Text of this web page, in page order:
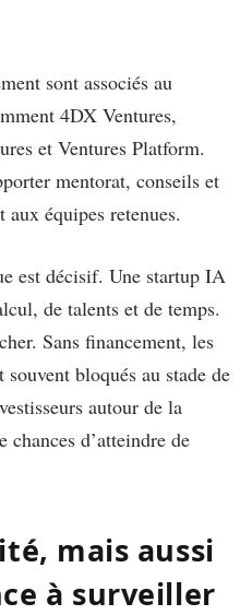
sont associés au
4DX Ventures,
et Ventures Platform.
mentorat, conseils et
équipes retenues.
est décisif. Une startup IA
de talents et de temps.
Sans financement, les
bloqués au stade de
autour de la
d’atteindre de
mais aussi
à surveiller